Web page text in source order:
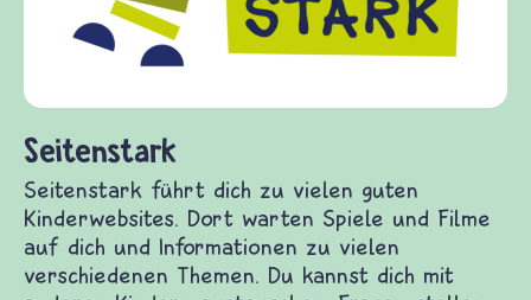
Seitenstark
Seitenstark führt dich zu vielen guten
Kinderwebsites. Dort warten Spiele und Filme
auf dich und Informationen zu vielen
verschiedenen Themen. Du kannst dich mit